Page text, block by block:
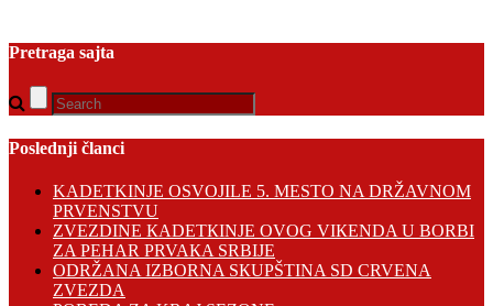
Pretraga sajta
Poslednji članci
KADETKINJE OSVOJILE 5. MESTO NA DRŽAVNOM
PRVENSTVU
ZVEZDINE КADETКINJE OVOG VIКENDA U BORBI
ZA PEHAR PRVAКA SRBIJE
ODRŽANA IZBORNA SКUPŠTINA SD CRVENA
ZVEZDA